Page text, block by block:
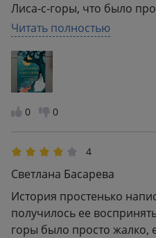
Лиса-с-горы, что было
люблю такой
никак не впечатлило и
Читать полностью
0 0
4
Светлана Басарева
История простенько
получилось ее
горы было просто жалко,